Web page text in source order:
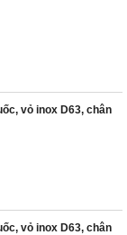
vỏ inox D63, chân
vỏ inox D63, chân